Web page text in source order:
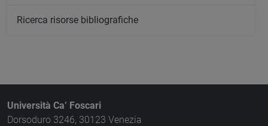
Ricerca risorse bibliografiche
Università Ca’ Foscari
Dorsoduro 3246, 30123 Venezia